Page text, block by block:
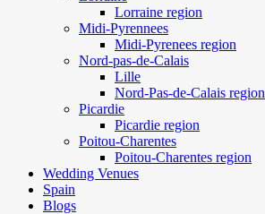
Lorraine region
Midi-Pyrennees
Midi-Pyrenees region
Nord-pas-de-Calais
Lille
Nord-Pas-de-Calais region
Picardie
Picardie region
Poitou-Charentes
Poitou-Charentes region
Wedding Venues
Spain
Blogs